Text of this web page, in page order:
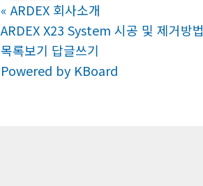
« ARDEX 회사소개
ARDEX X23 System 시공 및 제거방법
목록보기 답글쓰기
Powered by KBoard